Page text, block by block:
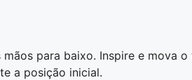
para baixo. Inspire e mova
a posição inicial.